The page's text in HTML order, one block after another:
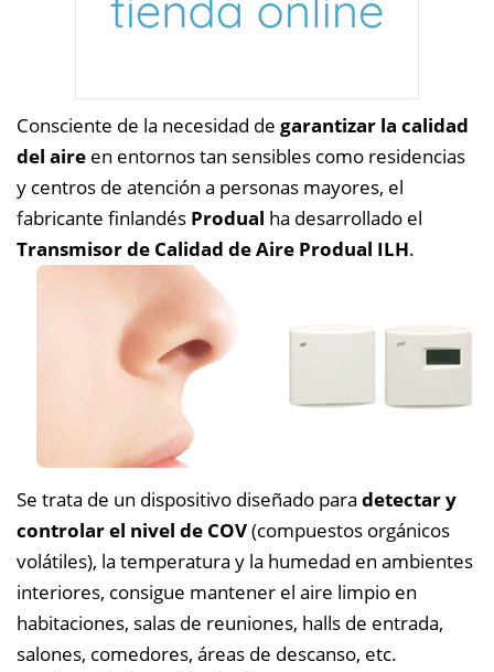
Consciente de la necesidad de garantizar la calidad
del aire en entornos tan sensibles como residencias
y centros de atención a personas mayores, el
fabricante finlandés Produal ha desarrollado el
Transmisor de Calidad de Aire Produal ILH.
Se trata de un dispositivo diseñado para detectar y
controlar el nivel de COV(compuestos orgánicos
volátiles), la temperatura y la humedad en ambientes
interiores, consigue mantener el aire limpio en
habitaciones, salas de reuniones, halls de entrada,
salones, comedores, áreas de descanso, etc.